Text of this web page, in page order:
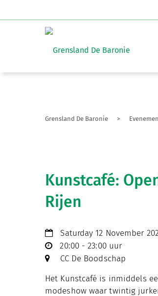
Grensland De Baronie >
Kunstcafé:
Rijen
Saturday 12 November
20:00 - 23:00 uur
CC De Boodschap
Het Kunstcafé is inmiddels
modeshow waar twintig